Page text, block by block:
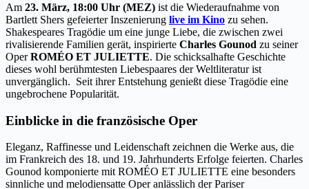
Am 23. März, 18:00 Uhr (MEZ) ist die Wiederaufnahme von
Bartlett Shers gefeierter Inszenierung live im Kino zu sehen.
Shakespeares Tragödie um eine junge Liebe, die zwischen zwei
rivalisierende Familien gerät, inspirierte Charles Gounod zu seiner
OperROMÉO ET JULIETTE. Die schicksalhafte Geschichte
dieses wohl berühmtesten Liebespaares der Weltliteratur ist
unvergänglich. Seit ihrer Entstehung genießt diese Tragödie eine
ungebrochene Popularität.
Einblicke in die französische Oper
Eleganz, Raffinesse und Leidenschaft zeichnen die Werke aus, die
im Frankreich des 18. und 19. Jahrhunderts Erfolge feierten. Charles
Gounod komponierte mit ROMÉO ET JULIETTE eine besonders
sinnliche und melodiensatte Oper anlässlich der Pariser